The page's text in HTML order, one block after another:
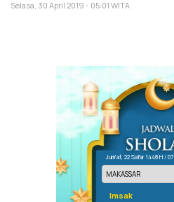
Selasa, 30 April 2019 - 05:01 WITA
Jum'at, 22 Safar 1448 H /
Imsak